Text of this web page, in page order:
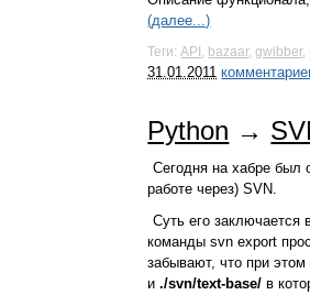
(далее...)
Теги:API , bazaar,gwibber,
31.01.2011
Python →
Сегодня на хабре был
работе через) SVN.
Суть его заключается
команды svn export
забывают, что при
и./svn/text-base/ в